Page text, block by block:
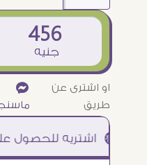
456
جنيه
او اشترى عن
طريق
¥
1046